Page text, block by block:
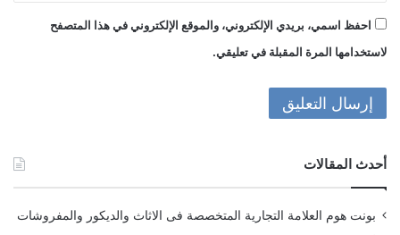
احفظ اسمي، بريدي الإلكتروني، والموقع الإلكتروني في هذا المتصفح
لاستخدامها المرة المقبلة في تعليقي.
أحدث المقالات
بونت هوم العلامة التجارية المتخصصة فى الاثاث والديكور والمفروشات